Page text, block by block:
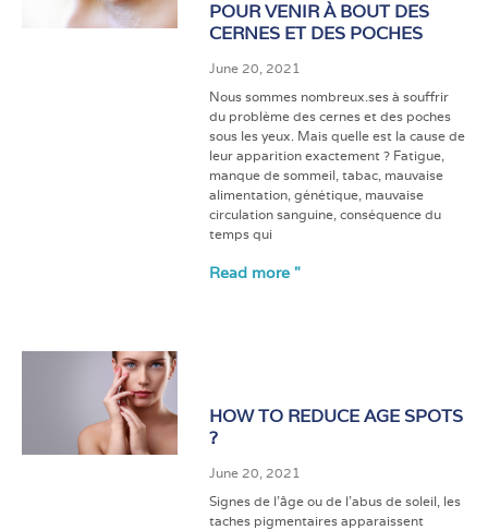
POUR VENIR À BOUT DES
CERNES ET DES POCHES
June 20, 2021
Nous sommes nombreux.ses à souffrir
du problème des cernes et des poches
sous les yeux. Mais quelle est la cause de
leur apparition exactement ? Fatigue,
manque de sommeil, tabac, mauvaise
alimentation, génétique, mauvaise
circulation sanguine, conséquence du
temps qui
Read more "
HOW TO REDUCE AGE SPOTS
?
June 20, 2021
Signes de l’âge ou de l’abus de soleil, les
taches pigmentaires apparaissent